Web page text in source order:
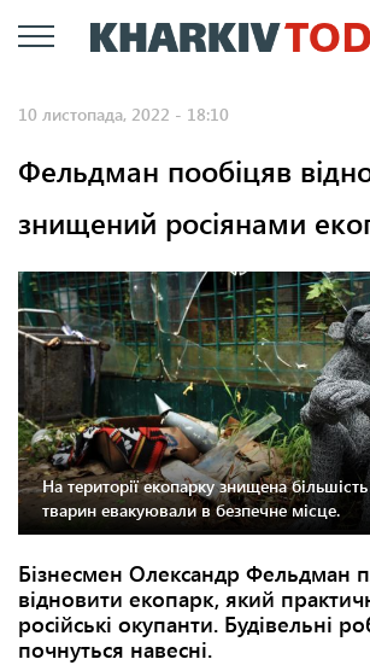
Перейти
до
10 листопада, 2022 - 18:10
Фельдман пообіцяв
знищений росіянами
На території екопарку знищена
тварин евакуювали в безпечне місце.
Бізнесмен Олександр Фельдман
відновити екопарк, який
російські окупанти. Будівельні
почнуться навесні.